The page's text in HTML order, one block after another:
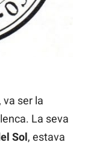
va ser la
La seva
Sol, estava